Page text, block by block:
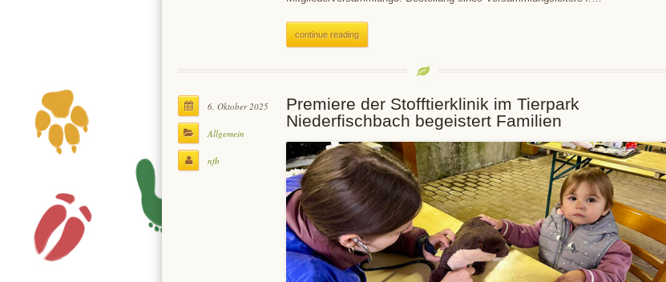
continue reading
6. Oktober 2025
Allgemein
nfb
Premiere der Stofftierklinik im Tierpark
Niederfischbach begeistert Familien